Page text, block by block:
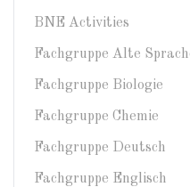
BNE Activities
Fachgruppe Alte
Fachgruppe Biologie
Fachgruppe Chemie
Fachgruppe Deutsch
Fachgruppe Englisch